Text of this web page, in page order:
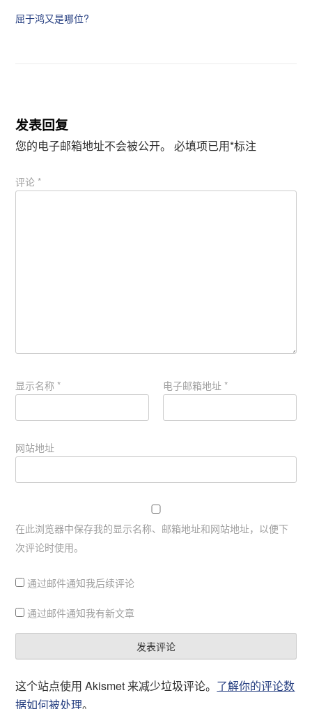
e
r
o
o
屈于鸿又是哪位?
发表回复
您的电子邮箱地址不会被公开。 必填项已用*标注
评论*
显示名称* 电子邮箱地址*
网站地址
在此浏览器中保存我的显示名称、邮箱地址和网站地址，以便下
次评论时使用。
通过邮件通知我后续评论
通过邮件通知我有新文章
这个站点使用 Akismet 来减少垃圾评论。 了解你的评论数
据如何被处理。